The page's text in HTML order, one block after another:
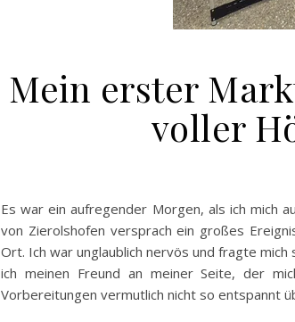
Mein erster
voller
Es war ein aufregender Morgen, als ich mich
von Zierolshofen versprach ein großes
Ort. Ich war unglaublich nervös und fragte mich
ich meinen Freund an meiner Seite, der
Vorbereitungen vermutlich nicht so entspannt